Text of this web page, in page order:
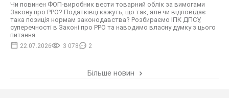
Чи повинен ФОП-виробник вести товарний облік за вимогами
Закону про РРО? Податківці кажуть, що так, але чи відповідає
така позиція нормам законодавства? Розбираємо ІПК ДПСУ,
суперечності в Законі про РРО та наводимо власну думку з цього
питання
22.07.2026 3 078 2
Більше новин